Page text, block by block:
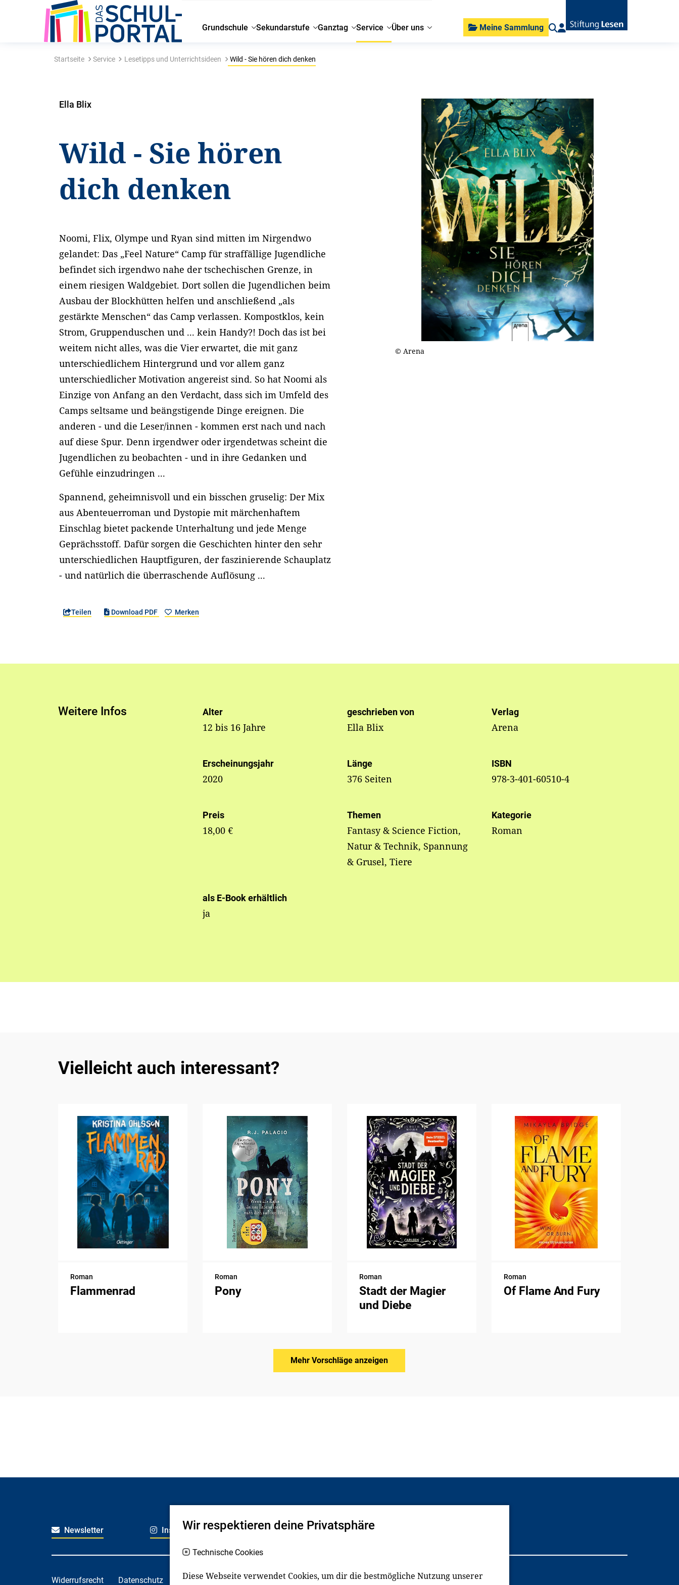
Grundschule Sekundarstufe Ganztag Service Über uns Meine Sammlung
Startseite Service Lesetipps und Unterrichtsideen Wild - Sie hören dich denken
Ella Blix
Wild - Sie hören
dich denken
Noomi, Flix, Olympe und Ryan sind mitten im Nirgendwo
gelandet: Das „Feel Nature“ Camp für straffällige Jugendliche
befindet sich irgendwo nahe der tschechischen Grenze, in
einem riesigen Waldgebiet. Dort sollen die Jugendlichen beim
Ausbau der Blockhütten helfen und anschließend „als
gestärkte Menschen“ das Camp verlassen. Kompostklos, kein
Strom, Gruppenduschen und ... kein Handy?! Doch das ist bei
weitem nicht alles, was die Vier erwartet, die mit ganz
unterschiedlichem Hintergrund und vor allem ganz
unterschiedlicher Motivation angereist sind. So hat Noomi als
Einzige von Anfang an den Verdacht, dass sich im Umfeld des
Camps seltsame und beängstigende Dinge ereignen. Die
anderen - und die Leser/innen - kommen erst nach und nach
auf diese Spur. Denn irgendwer oder irgendetwas scheint die
Jugendlichen zu beobachten - und in ihre Gedanken und
Gefühle einzudringen ...
Spannend, geheimnisvoll und ein bisschen gruselig: Der Mix
aus Abenteuerroman und Dystopie mit märchenhaftem
Einschlag bietet packende Unterhaltung und jede Menge
Geprächsstoff. Dafür sorgen die Geschichten hinter den sehr
unterschiedlichen Hauptfiguren, der faszinierende Schauplatz
- und natürlich die überraschende Auflösung ...
Teilen Download PDF Merken
© Arena
Weitere Infos Alter
12 bis 16 Jahre
geschrieben von
Ella Blix
Verlag
Arena
Erscheinungsjahr
2020
Länge
376 Seiten
ISBN
978-3-401-60510-4
Preis
18,00 €
Themen
Fantasy & Science Fiction,
Natur & Technik, Spannung
& Grusel, Tiere
Kategorie
Roman
als E-Book erhältlich
ja
Vielleicht auch interessant?
Roman
Flammenrad
Roman
Pony
Roman
Stadt der Magier
und Diebe
Roman
Of Flame And Fury
Mehr Vorschläge anzeigen
Newsletter Instagram Facebook LinkedIn
Widerrufsrecht Datenschutz Haftungsausschluss Impressum
Wir respektieren deine Privatsphäre
Technische Cookies
Diese Webseite verwendet Cookies, um dir die bestmögliche Nutzung unserer